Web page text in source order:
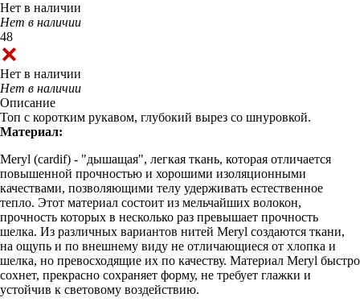
Нет в наличии
Нет в наличии
48
Нет в наличии
Нет в наличии
Описание
Топ с коротким рукавом, глубокий вырез со шнуровкой.
Материал:
Meryl (cardif) - "дышащая", легкая ткань, которая отличается
повышенной прочностью и хорошими изоляционными
качествами, позволяющими телу удерживать естественное
тепло. Этот материал состоит из мельчайших волокон,
прочность которых в несколько раз превышает прочность
шелка. Из различных вариантов нитей Meryl создаются ткани,
на ощупь и по внешнему виду не отличающиеся от хлопка и
шелка, но превосходящие их по качеству. Материал Meryl быстро
сохнет, прекрасно сохраняет форму, не требует глажки и
устойчив к световому воздействию.